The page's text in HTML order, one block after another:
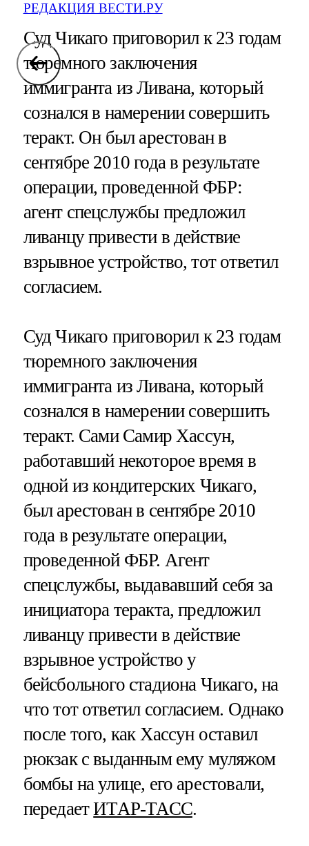
РЕДАКЦИЯ ВЕСТИ.РУ
Суд Чикаго приговорил к 23 годам
тюремного заключения
иммигранта из Ливана, который
сознался в намерении совершить
теракт. Он был арестован в
сентябре 2010 года в результате
операции, проведенной ФБР:
агент спецслужбы предложил
ливанцу привести в действие
взрывное устройство, тот ответил
согласием.
Суд Чикаго приговорил к 23 годам
тюремного заключения
иммигранта из Ливана, который
сознался в намерении совершить
теракт. Сами Самир Хассун,
работавший некоторое время в
одной из кондитерских Чикаго,
был арестован в сентябре 2010
года в результате операции,
проведенной ФБР. Агент
спецслужбы, выдававший себя за
инициатора теракта, предложил
ливанцу привести в действие
взрывное устройство у
бейсбольного стадиона Чикаго, на
что тот ответил согласием. Однако
после того, как Хассун оставил
рюкзак с выданным ему муляжом
бомбы на улице, его арестовали,
передаетИТАР-ТАСС.